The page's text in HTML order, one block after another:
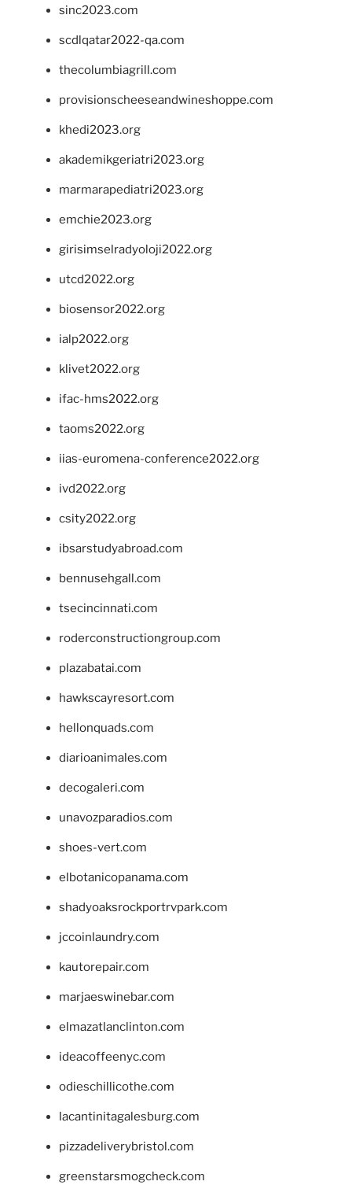
sinc2023.com
scdlqatar2022-qa.com
thecolumbiagrill.com
provisionscheeseandwineshoppe.com
khedi2023.org
akademikgeriatri2023.org
marmarapediatri2023.org
emchie2023.org
girisimselradyoloji2022.org
utcd2022.org
biosensor2022.org
ialp2022.org
klivet2022.org
ifac-hms2022.org
taoms2022.org
iias-euromena-conference2022.org
ivd2022.org
csity2022.org
ibsarstudyabroad.com
bennusehgall.com
tsecincinnati.com
roderconstructiongroup.com
plazabatai.com
hawkscayresort.com
hellonquads.com
diarioanimales.com
decogaleri.com
unavozparadios.com
shoes-vert.com
elbotanicopanama.com
shadyoaksrockportrvpark.com
jccoinlaundry.com
kautorepair.com
marjaeswinebar.com
elmazatlanclinton.com
ideacoffeenyc.com
odieschillicothe.com
lacantinitagalesburg.com
pizzadeliverybristol.com
greenstarsmogcheck.com